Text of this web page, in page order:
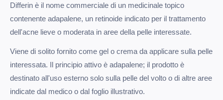
Differin è il nome commerciale di un medicinale topico
contenente adapalene, un retinoide indicato per il trattamento
dell'acne lieve o moderata in aree della pelle interessate.
Viene di solito fornito come gel o crema da applicare sulla pelle
interessata. Il principio attivo è adapalene; il prodotto è
destinato all'uso esterno solo sulla pelle del volto o di altre aree
indicate dal medico o dal foglio illustrativo.